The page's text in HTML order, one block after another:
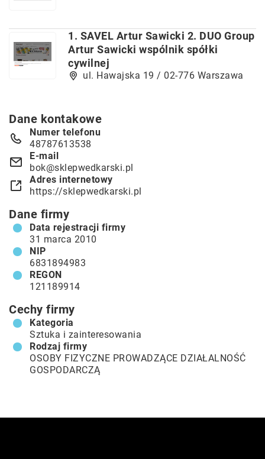
1. SAVEL Artur Sawicki 2. DUO Group
Artur Sawicki wspólnik spółki
cywilnej
ul. Hawajska 19 / 02-776 Warszawa
Dane kontakowe
Numer telefonu
48787613538
E-mail
bok@sklepwedkarski.pl
Adres internetowy
https://sklepwedkarski.pl
Dane firmy
Data rejestracji firmy
31 marca 2010
NIP
6831894983
REGON
121189914
Cechy firmy
Kategoria
Sztuka i zainteresowania
Rodzaj firmy
OSOBY FIZYCZNE PROWADZĄCE DZIAŁALNOŚĆ
GOSPODARCZĄ